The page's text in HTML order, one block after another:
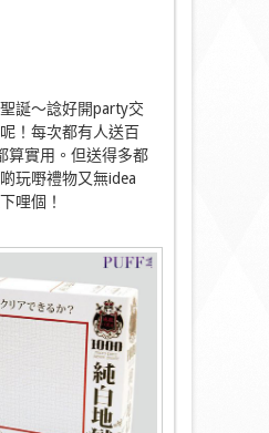
誕～諗好開party交
！每次都有人送百
算實用。但送得多都
玩嘢禮物又無idea
哩個！